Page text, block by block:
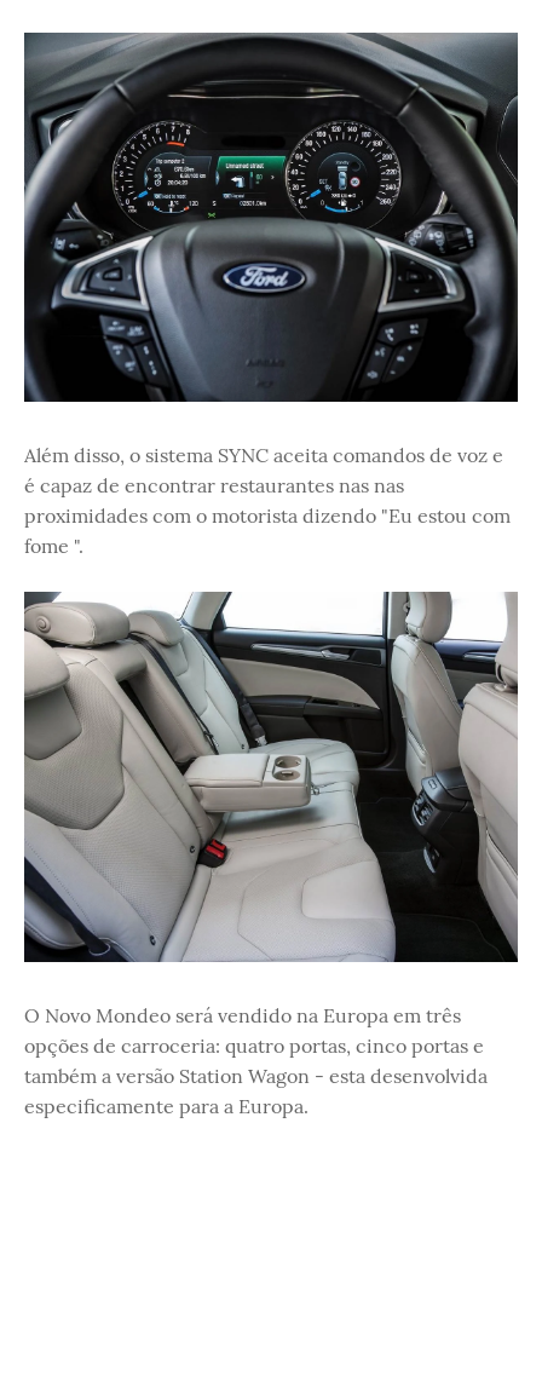
Além disso, o sistema SYNC aceita comandos de voz e
é capaz de encontrar restaurantes nas nas
proximidades com o motorista dizendo "Eu estou com
fome ".
O Novo Mondeo será vendido na Europa em três
opções de carroceria: quatro portas, cinco portas e
também a versão Station Wagon - esta desenvolvida
especificamente para a Europa.